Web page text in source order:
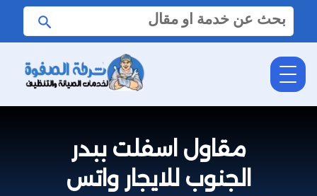
البحث
عن:
مقاول اسفلت ببدر
الجنوب للايجار واتس